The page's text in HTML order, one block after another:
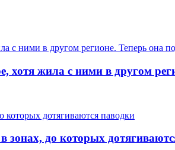
жила с ними в другом
зонах, до которых